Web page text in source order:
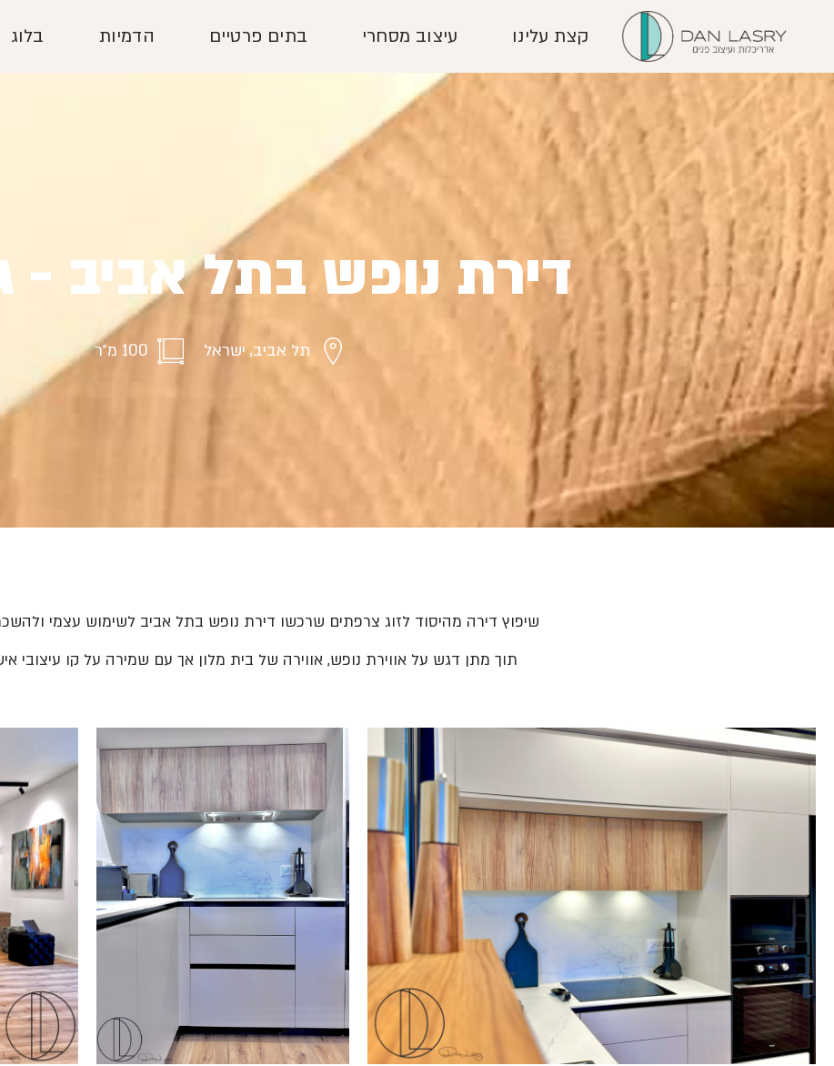
קצת עלינו עיצוב מסחרי בתים פרטיים הדמיות בלוג
דירת נופש בתל אביב -
תל אביב, ישראל 100 מ״ר
שיפוץ דירה מהיסוד לזוג צרפתים שרכשו דירת נופש בתל אביב לשימוש עצמי
תוך מתן דגש על אווירת נופש, אווירה של בית מלון אך עם שמירה על קו עיצובי